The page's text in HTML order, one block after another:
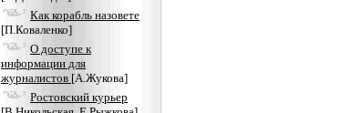
Как корабль назовете
[П.Коваленко]
О доступе к
информации для
журналистов [А.Жукова]
Ростовский курьер